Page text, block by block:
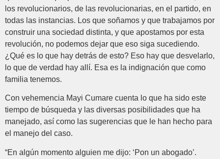
los revolucionarios, de las revolucionarias, en el partido, en
todas las instancias. Los que soñamos y que trabajamos por
construir una sociedad distinta, y que apostamos por esta
revolución, no podemos dejar que eso siga sucediendo.
¿Qué es lo que hay detrás de esto? Eso hay que desvelarlo,
lo que de verdad hay allí. Esa es la indignación que como
familia tenemos.
Con vehemencia Mayi Cumare cuenta lo que ha sido este
tiempo de búsqueda y las diversas posibilidades que ha
manejado, así como las sugerencias que le han hecho para
el manejo del caso.
“En algún momento alguien me dijo: ‘Pon un abogado’.